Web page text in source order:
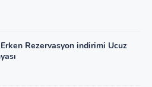
Rezervasyon indirimi Ucuz